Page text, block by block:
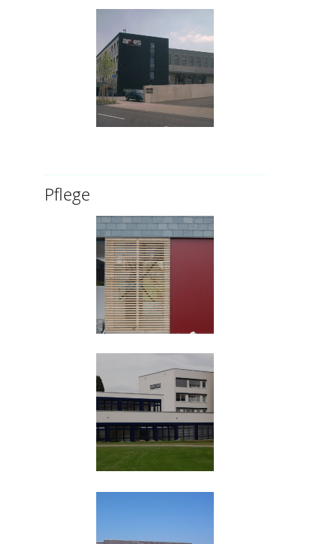
Pflege